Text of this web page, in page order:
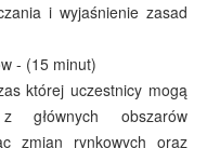
i wyjaśnienie zasad
- (15 minut)
której uczestnicy mogą
głównych obszarów
zmian rynkowych oraz